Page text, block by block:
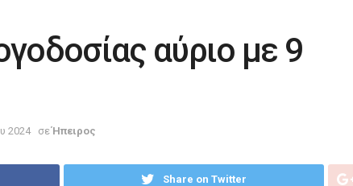
αύριο με 9
2024 σε Ήπειρος
Share on Twitter